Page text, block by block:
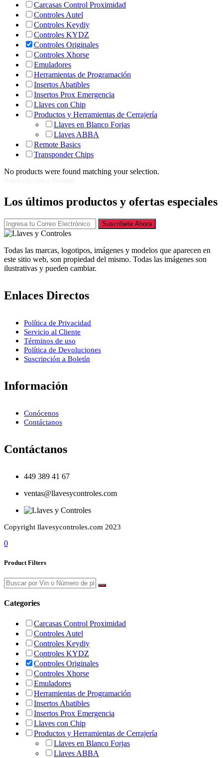
Carcasas Control Proximidad
Controles Autel
Controles Keydiy
Controles KYDZ
Controles Originales
Controles Xhorse
Emuladores
Herramientas de Programación
Insertos Abatibles
Insertos Prox Emergencia
Llaves con Chip
Productos y Herramientas de Cerrajería
Llaves en Blanco Forjas
Llaves ABBA
Remote Basics
Transponder Chips
No products were found matching your selection.
Los últimos productos y ofertas especiales
Suscribete Ahora
Todas las marcas, logotipos, imágenes y modelos que aparecen en
este sitio web, son propiedad del mismo. Todas las imágenes son
ilustrativas y pueden cambiar.
Enlaces Directos
Política de Privacidad
Servicio al Cliente
Términos de uso
Política de Devoluciones
Suscripción a Boletín
Información
Conócenos
Contáctanos
Contáctanos
449 389 41 67
ventas@llavesycontroles.com
Copyright llavesycontroles.com 2023
0
Product Filters
Categories
Carcasas Control Proximidad
Controles Autel
Controles Keydiy
Controles KYDZ
Controles Originales
Controles Xhorse
Emuladores
Herramientas de Programación
Insertos Abatibles
Insertos Prox Emergencia
Llaves con Chip
Productos y Herramientas de Cerrajería
Llaves en Blanco Forjas
Llaves ABBA